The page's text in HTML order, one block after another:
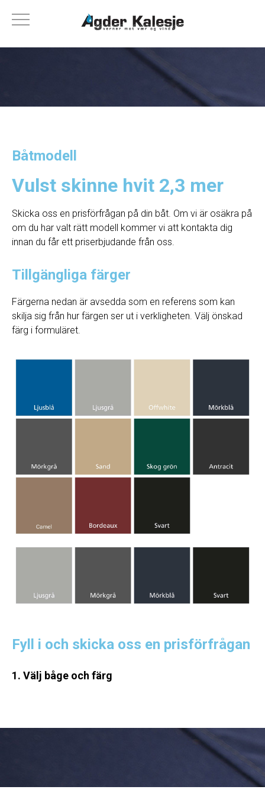
Båtmodell
Vulst skinne hvit 2,3 mer
Skicka oss en prisförfrågan på din båt. Om vi ​​är osäkra på
om du har valt rätt modell kommer vi att kontakta dig
innan du får ett priserbjudande från oss.
Tillgängliga färger
Färgerna nedan är avsedda som en referens som kan
skilja sig från hur färgen ser ut i verkligheten. Välj önskad
färg i formuläret.
Fyll i och skicka oss en prisförfrågan
1. Välj båge och färg